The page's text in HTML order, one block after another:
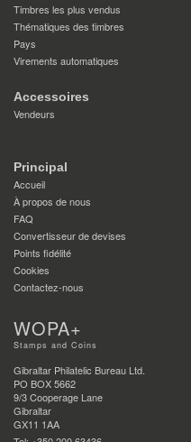
Timbres les plus vendus
Thématiques des timbres
Pays
Virements automatiques
Accessoires
Vendeurs
Principal
Accueil
À propos de nous
FAQ
Convertisseur de devises
Points fidélité
Cookies
Contactez-nous
WOPA+
Stamps and Coins
Gibraltar Philatelic Bureau Ltd.
PO BOX 5662
9/3 Cooperage Lane
Gibraltar
GX11 1AA